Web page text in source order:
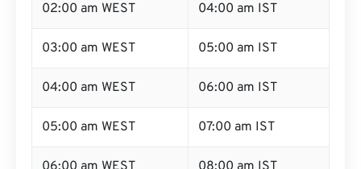
02:00 am WEST 04:00 am IST
03:00 am WEST 05:00 am IST
04:00 am WEST 06:00 am IST
05:00 am WEST 07:00 am IST